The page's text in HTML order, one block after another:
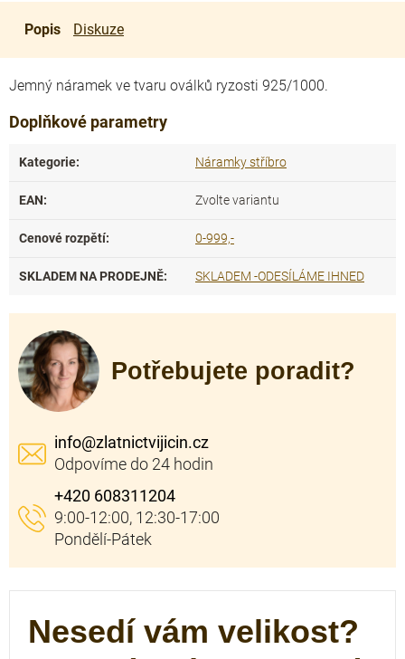
Popis Diskuze
Jemný náramek ve tvaru oválků ryzosti 925/1000.
Doplňkové parametry
Kategorie: Náramky stříbro
EAN: Zvolte variantu
Cenové rozpětí: 0-999,-
SKLADEM NA PRODEJNĚ: SKLADEM -ODESÍLÁME IHNED
Potřebujete poradit?
info@zlatnictvijicin.cz
+420 608311204
Nesedí vám velikost?